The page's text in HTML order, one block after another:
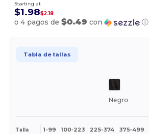
Starting at
$1.98$2.18
o 4 pagos de$0.49 con ⓘ
Tabla de tallas
Negro
Talla 1-99 100-223 225-374 375-499